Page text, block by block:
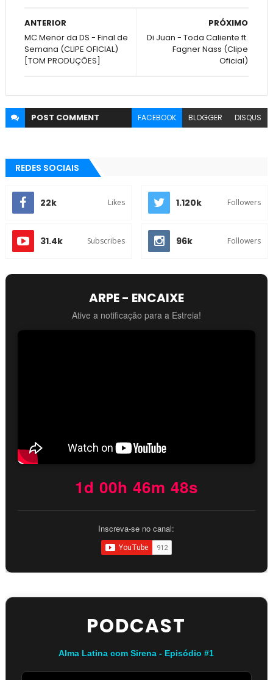
PRÓXIMO
Di Juan - Toda Caliente ft.
Fagner Nass (Clipe
Oficial)
ANTERIOR
MC Menor da DS - Final de
Semana (CLIPE OFICIAL)
[TOM PRODUÇÕES]
POST COMMENT FACEBOOK BLOGGER DISQUS
REDES SOCIAIS
22k Likes 1.120k Followers
31.4k Subscribes 96k Followers
ARPE - ENCAIXE
Ative a notificação para a Estreia!
1d 00h 46m 46s
Inscreva-se no canal:
PODCAST
Alma Latina com Sirena - Episódio #1